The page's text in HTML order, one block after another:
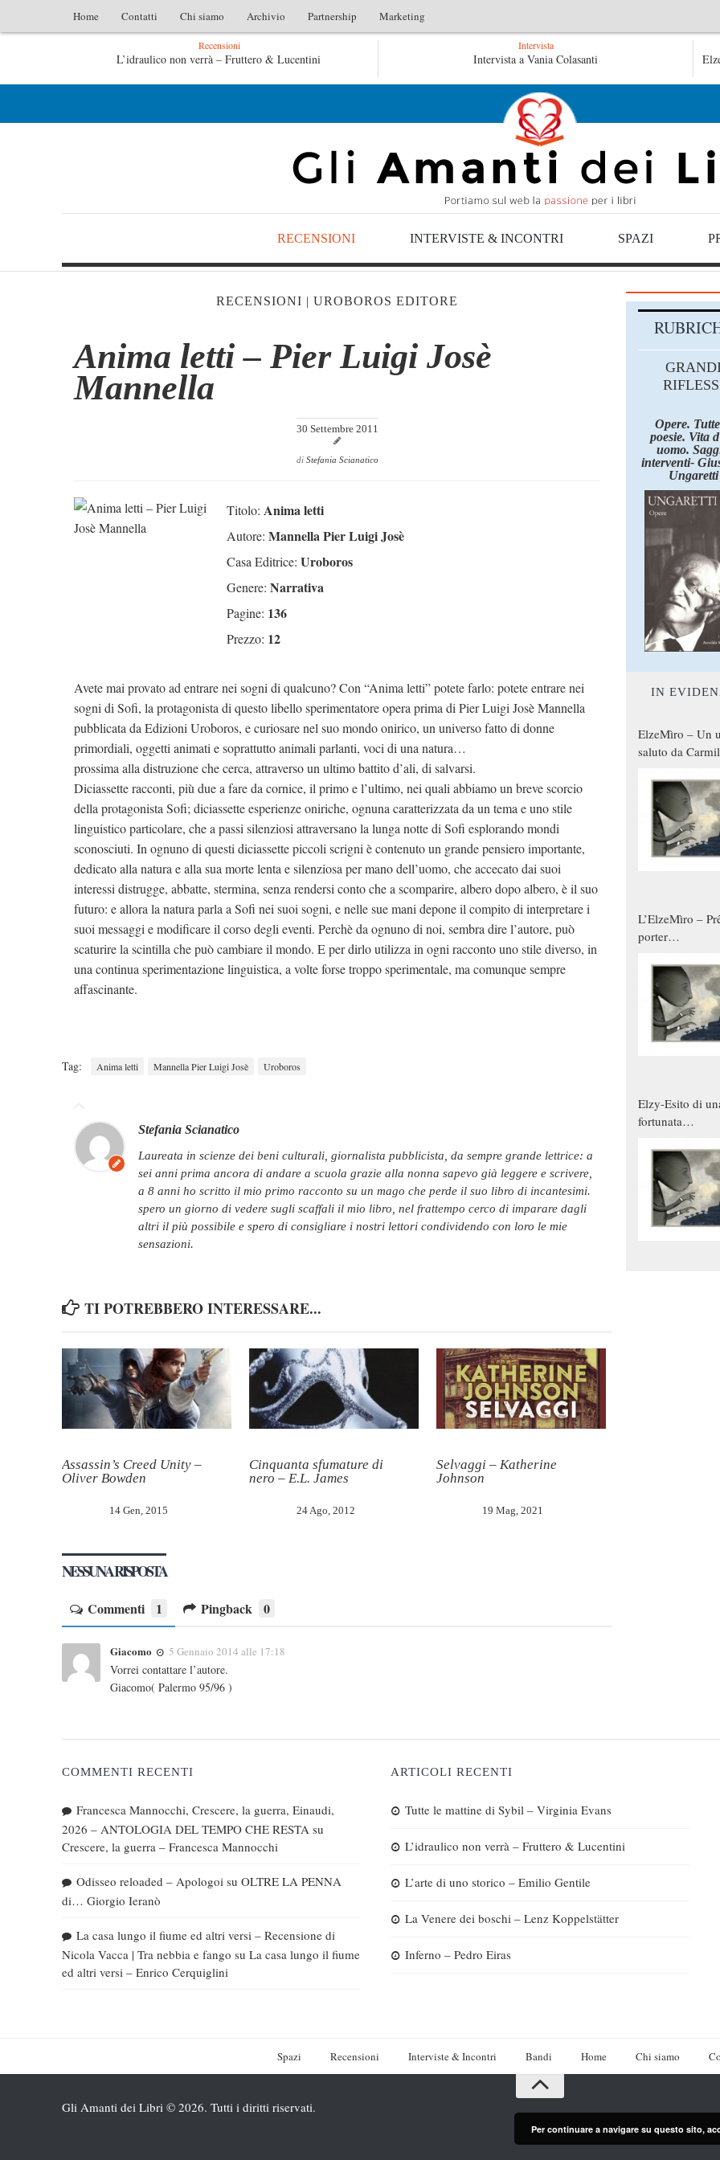
Home Contatti Chi siamo Archivio Partnership Marketing
Recensioni
non verrà – Fruttero & Lucentini L’arte di uno storico – Emilio Gentile Tutte le mattine di Sybil –
Intervista
Intervista a Vania Colasanti
RECENSIONI INTERVISTE & INCONTRI SPAZI
RECENSIONI | UROBOROS EDITORE
Anima letti – Pier Luigi Josè
Mannella
30 Settembre 2011
di Stefania Scianatico
Titolo: Anima letti
Autore: Mannella Pier Luigi Josè
Casa Editrice: Uroboros
Genere: Narrativa
Pagine: 136
Prezzo: 12
Avete mai provato ad entrare nei sogni di qualcuno? Con “Anima letti” potete farlo: potete entrare nei
sogni di Sofi, la protagonista di questo libello sperimentatore opera prima di Pier Luigi Josè Mannella
pubblicata da Edizioni Uroboros, e curiosare nel suo mondo onirico, un universo fatto di donne
primordiali, oggetti animati e soprattutto animali parlanti, voci di una natura…
prossima alla distruzione che cerca, attraverso un ultimo battito d’ali, di salvarsi.
Diciassette racconti, più due a fare da cornice, il primo e l’ultimo, nei quali abbiamo un breve scorcio
della protagonista Sofi; diciassette esperienze oniriche, ognuna caratterizzata da un tema e uno stile
linguistico particolare, che a passi silenziosi attraversano la lunga notte di Sofi esplorando mondi
sconosciuti. In ognuno di questi diciassette piccoli scrigni è contenuto un grande pensiero importante,
dedicato alla natura e alla sua morte lenta e silenziosa per mano dell’uomo, che accecato dai suoi
interessi distrugge, abbatte, stermina, senza rendersi conto che a scomparire, albero dopo albero, è il suo
futuro: e allora la natura parla a Sofi nei suoi sogni, e nelle sue mani depone il compito di interpretare i
suoi messaggi e modificare il corso degli eventi. Perchè da ognuno di noi, sembra dire l’autore, può
scaturire la scintilla che può cambiare il mondo. E per dirlo utilizza in ogni racconto uno stile diverso, in
una continua sperimentazione linguistica, a volte forse troppo sperimentale, ma comunque sempre
affascinante.
Tag: Anima letti Mannella Pier Luigi Josè Uroboros
Stefania Scianatico
laureata in scienze dei beni culturali, giornalista pubblicista, da sempre grande lettrice: a
sei anni prima ancora di andare a scuola grazie alla nonna sapevo già leggere e scrivere,
a 8 anni ho scritto il mio primo racconto su un mago che perde il suo libro di incantesimi.
spero un giorno di vedere sugli scaffali il mio libro, nel frattempo cerco di imparare dagli
altri il più possibile e spero di consigliare i nostri lettori condividendo con loro le mie
sensazioni.
TI POTREBBERO INTERESSARE...
Assassin’s Creed Unity –
Oliver Bowden
14 Gen, 2015
Cinquanta sfumature di
nero – E.L. James
24 Ago, 2012
Selvaggi – Katherine
Johnson
19 Mag, 2021
NESSUNA RISPOSTA
Commenti 1 Pingback 0
Giacomo 5 Gennaio 2014 alle 17:18
Vorrei contattare l’autore.
Giacomo( Palermo 95/96 )
Opere.
poesie. Vita
uomo.
interventi-
Ungaretti
IN
ElzeMìro – Un
saluto da
qualche modo
donne
L’ElzeMìro –
porter
Elzy-Esito di
fortunata
COMMENTI RECENTI
Francesca Mannocchi, Crescere, la guerra, Einaudi,
2026 – ANTOLOGIA DEL TEMPO CHE RESTA su
Crescere, la guerra – Francesca Mannocchi
Odisseo reloaded – Apologoi su OLTRE LA PENNA
di… Giorgio Ieranò
La casa lungo il fiume ed altri versi – Recensione di
Nicola Vacca | Tra nebbia e fango su La casa lungo il fiume
ed altri versi – Enrico Cerquiglini
ARTICOLI RECENTI
Tutte le mattine di Sybil – Virginia Evans
L’idraulico non verrà – Fruttero & Lucentini
L’arte di uno storico – Emilio Gentile
La Venere dei boschi – Lenz Koppelstätter
Inferno – Pedro Eiras
Spazi Recensioni Interviste & Incontri Bandi Home Chi siamo
Gli Amanti dei Libri © 2026. Tutti i diritti riservati.
Per continuare a navigare su questo sito,